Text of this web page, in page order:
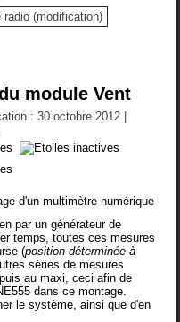
(modification)
module Vent
: 30 octobre 2012
par un générateur de
temps, toutes ces mesures
(position déterminée à
séries de mesures
au maxi, ceci afin de
dans ce montage.
le système, ainsi que d'en